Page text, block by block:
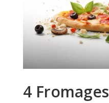
4 Fromages